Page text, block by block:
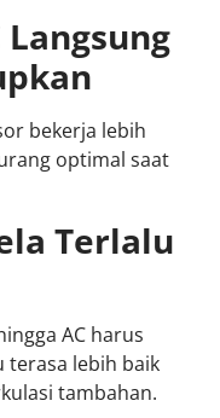
bekerja lebih
optimal saat
Terlalu
AC harus
terasa lebih baik
tambahan.